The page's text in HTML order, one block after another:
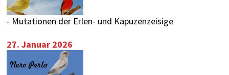
- Mutationen der Erlen- und Kapuzenzeisige
27. Januar 2026